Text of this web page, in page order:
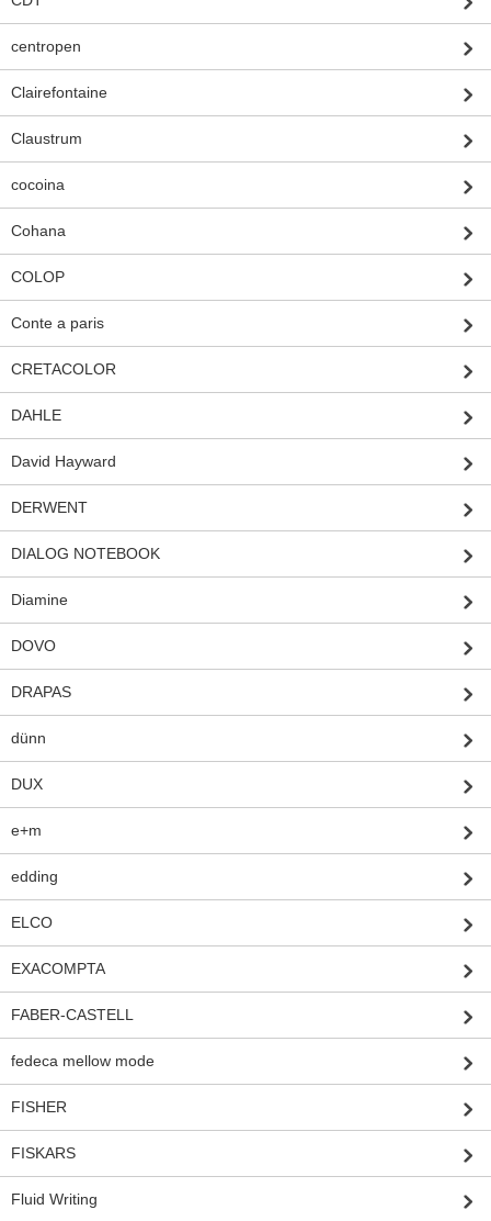
centropen
Clairefontaine
Claustrum
cocoina
Cohana
COLOP
Conte a paris
CRETACOLOR
DAHLE
David Hayward
DERWENT
DIALOG NOTEBOOK
Diamine
DOVO
DRAPAS
dünn
DUX
e+m
edding
ELCO
EXACOMPTA
FABER-CASTELL
fedeca mellow mode
FISHER
FISKARS
Fluid Writing